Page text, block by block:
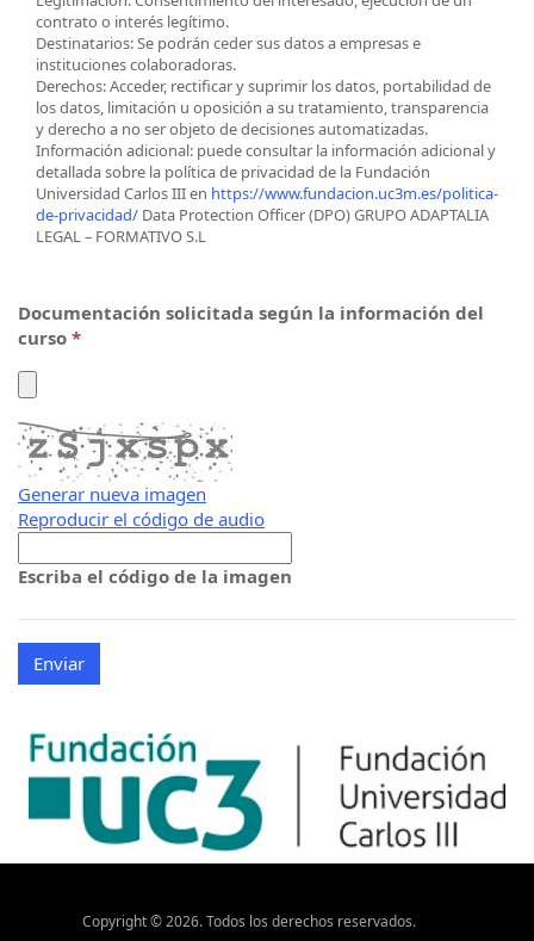
contrato o interés legítimo.
Destinatarios: Se podrán ceder sus datos a empresas e
instituciones colaboradoras.
Derechos: Acceder, rectificar y suprimir los datos, portabilidad de
los datos, limitación u oposición a su tratamiento, transparencia
y derecho a no ser objeto de decisiones automatizadas.
Información adicional: puede consultar la información adicional y
detallada sobre la política de privacidad de la Fundación
Universidad Carlos III en https://www.fundacion.uc3m.es/politica-
de-privacidad/ Data Protection Officer (DPO) GRUPO ADAPTALIA
LEGAL – FORMATIVO S.L
Documentación solicitada según la información del
curso
Generar nueva imagen
Reproducir el código de audio
nueva
está
lista
Escriba el código de la imagen
Copyright ©2026. Todos los derechos reservados.